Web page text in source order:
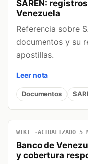
SAREN:
Venezuela
Referencia sobre
documentos y su
apostillas.
Leer nota
Documentos
WIKI ACTUALIZADO 5
Banco de
y cobertura